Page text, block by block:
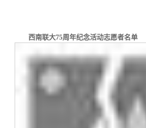
捐赠项目
捐赠方法
媒体平台
《清华校友通讯》
我要订阅
清华故事
终身学习
校友总会
西南联大75周年纪念活动志愿者名单